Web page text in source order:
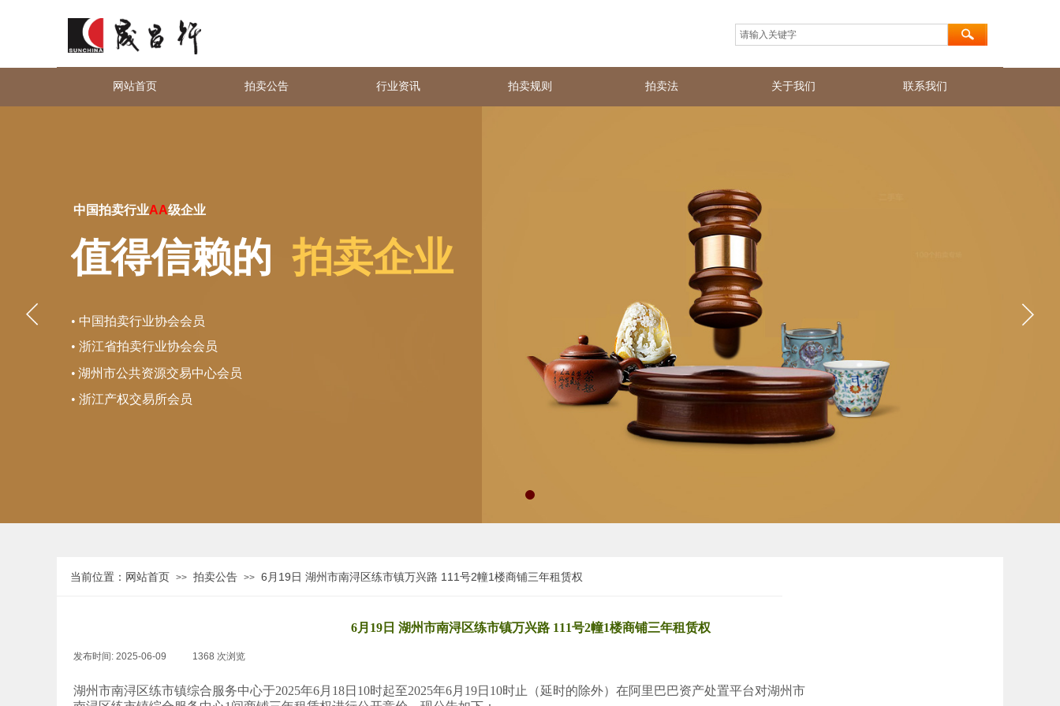
网站首页 拍卖公告 行业资讯 拍卖规则 拍卖法 关于我们 联系我们
中国拍卖行业AA级企业
值得信赖的拍卖企业
• 中国拍卖行业协会会员
• 浙江省拍卖行业协会会员
• 湖州市公共资源交易中心会员
• 浙江产权交易所会员
6月19日 湖州市南浔区练市镇万兴路 111号2幢1楼商铺三年租赁权
发布时间: 2025-06-09 1368 次浏览
湖州市南浔区练市镇综合服务中心于2025年6月18日10时起至2025年6月19日10时止（延时的除外）在阿里巴巴资产处置平台对湖州市
网站首页 >> 拍卖公告 >> 6月19日 湖州市南浔区练市镇万兴路 111号2幢1楼商铺三年租赁权
当前位置：